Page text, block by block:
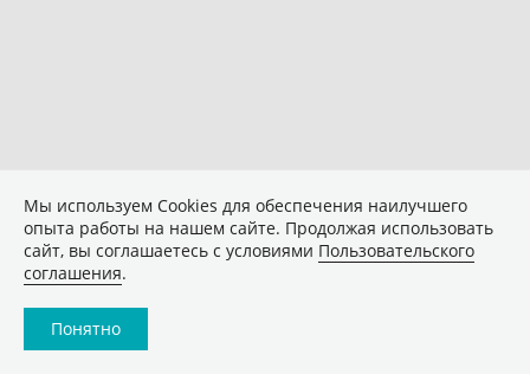
Мы используем Сookies для обеспечения наилучшего
опыта работы на нашем сайте. Продолжая использовать
сайт, вы соглашаетесь с условиями Пользовательского
соглашения.
Понятно